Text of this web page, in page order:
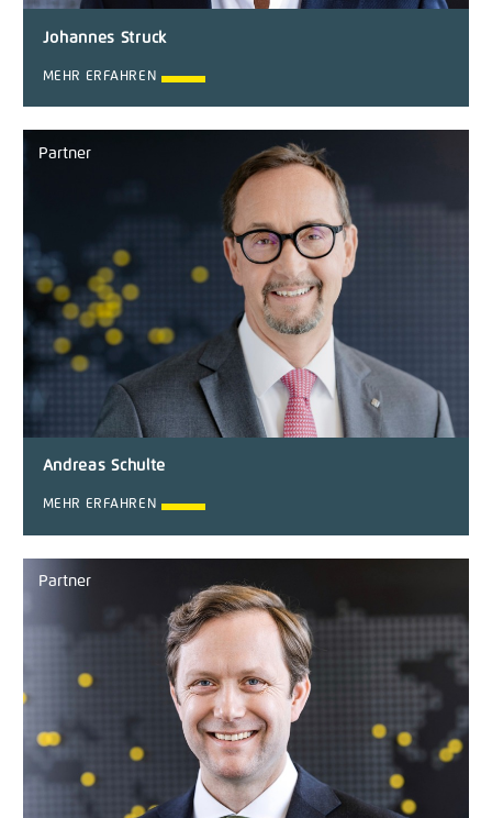
Johannes Struck
MEHR ERFAHREN
Partner
Andreas Schulte
MEHR ERFAHREN
Partner